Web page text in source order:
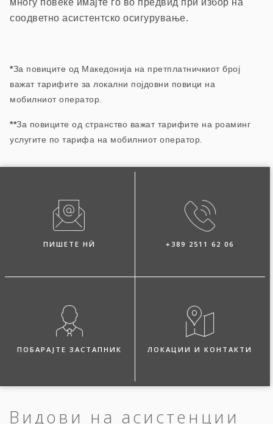
соодветно асистентско осигурување.
*За повиците од Македонија на претплатничкиот број
важат тарифите за локални појдовни повици на
мобилниот оператор.
**За повиците од странство важат тарифите на роаминг
услугите по тарифа на мобилниот оператор.
ПИШЕТЕ НЍ +389 2511 62 06
ПОБАРАЈТЕ ЗАСТАПНИК ЛОКАЦИИ И КОНТАКТИ
Видови на асистенции